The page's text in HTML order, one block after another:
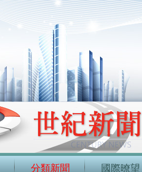
分類新聞 國際暸望